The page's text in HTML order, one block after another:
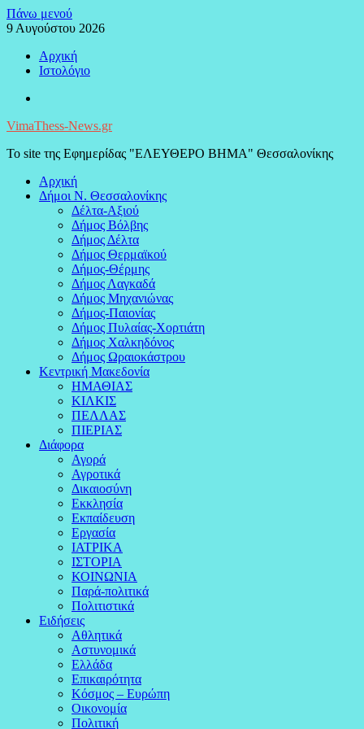
Μεταπηδήστε
στο
Πάνω μενού
9 Αυγούστου 2026
Αρχική
Ιστολόγιο
VimaThess-News.gr
Το site της Εφημερίδας "ΕΛΕΥΘΕΡΟ ΒΗΜΑ" Θεσσαλονίκης
Αρχική
Δήμοι Ν. Θεσσαλονίκης
Δέλτα-Αξιού
Δήμος Βόλβης
Δήμος Δέλτα
Δήμος Θερμαϊκού
Δήμος-Θέρμης
Δήμος Λαγκαδά
Δήμος Μηχανιώνας
Δήμος-Παιονίας
Δήμος Πυλαίας-Χορτιάτη
Δήμος Χαλκηδόνος
Δήμος Ωραιοκάστρου
Κεντρική Μακεδονία
ΗΜΑΘΙΑΣ
ΚΙΛΚΙΣ
ΠΕΛΛΑΣ
ΠΙΕΡΙΑΣ
Διάφορα
Αγορά
Αγροτικά
Δικαιοσύνη
Εκκλησία
Εκπαίδευση
Εργασία
ΙΑΤΡΙΚΑ
ΙΣΤΟΡΙΑ
ΚΟΙΝΩΝΙΑ
Παρά-πολιτικά
Πολιτιστικά
Ειδήσεις
Αθλητικά
Αστυνομικά
Ελλάδα
Επικαιρότητα
Κόσμος – Ευρώπη
Οικονομία
Πολιτική